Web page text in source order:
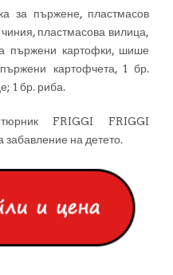
за пържене, пластмасов
пластмасова вилица,
пържени картофки, шише
картофчета, 1 бр.
1 бр. риба.
FRIGGI FRIGGI
на детето.